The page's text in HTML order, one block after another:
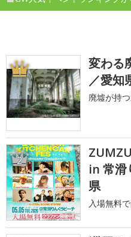
1
変わる
／愛知
廃墟が持
2
in 常滑
県
入場無料